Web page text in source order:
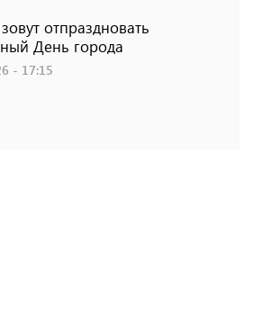
отпраздновать
День города
- 17:15